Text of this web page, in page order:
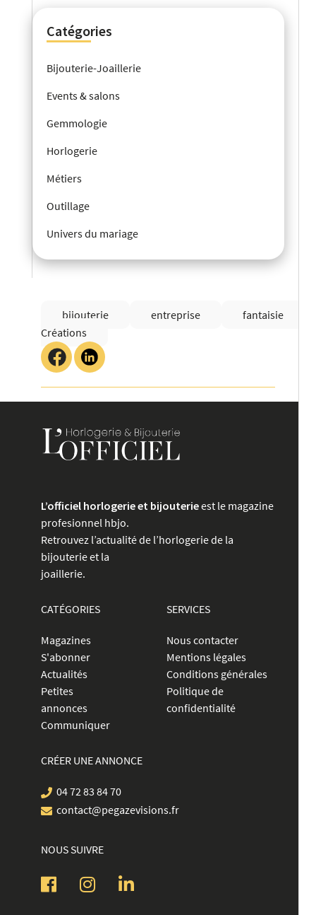
Catégories
Bijouterie-Joaillerie
Events & salons
Gemmologie
Horlogerie
Métiers
Outillage
Univers du mariage
bijouterie entreprise
fantaisie
Créations
L’officiel horlogerie et bijouterieest le magazine
profesionnel hbjo.
Retrouvez l’actualité de l’horlogerie de la
bijouterie et la
joaillerie.
CATÉGORIES
Magazines
S'abonner
Actualités
Petites
annonces
Communiquer
SERVICES
Nous contacter
Mentions légales
Conditions générales
Politique de
confidentialité
CRÉER UNE ANNONCE
04 72 83 84 70
contact@pegazevisions.fr
NOUS SUIVRE